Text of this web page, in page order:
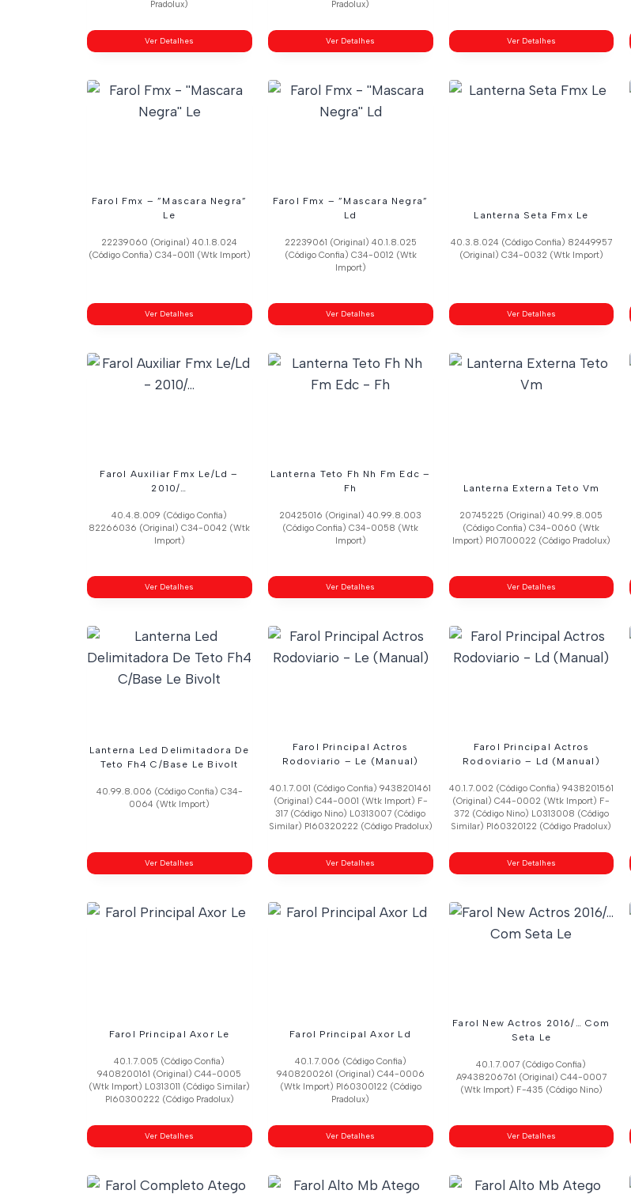
Pradolux)
Ver Detalhes
Pradolux)
Ver Detalhes Ver Detalhes
Farol Fmx – ”Mascara Negra”
Le
22239060 (Original) 40.1.8.024
(Código Confia) C34-0011 (Wtk Import)
Ver Detalhes
Farol Fmx – ”Mascara Negra”
Ld
22239061 (Original) 40.1.8.025
(Código Confia) C34-0012 (Wtk
Import)
Ver Detalhes
Lanterna Seta Fmx Le
40.3.8.024 (Código Confia) 82449957
(Original) C34-0032 (Wtk Import)
Ver Detalhes
Farol Auxiliar Fmx Le/Ld –
2010/…
40.4.8.009 (Código Confia)
82266036 (Original) C34-0042 (Wtk
Import)
Ver Detalhes
Lanterna Teto Fh Nh Fm Edc –
Fh
20425016 (Original) 40.99.8.003
(Código Confia) C34-0058 (Wtk
Import)
Ver Detalhes
Lanterna Externa Teto Vm
20745225 (Original) 40.99.8.005
(Código Confia) C34-0060 (Wtk
Import) Pl07100022 (Código Pradolux)
Ver Detalhes
Lanterna Led Delimitadora De
Teto Fh4 C/Base Le Bivolt
40.99.8.006 (Código Confia) C34-
0064 (Wtk Import)
Ver Detalhes
Farol Principal Actros
Rodoviario – Le (Manual)
40.1.7.001 (Código Confia) 9438201461
(Original) C44-0001 (Wtk Import) F-
317 (Código Nino) L0313007 (Código
Similar) Pl60320222 (Código Pradolux)
Ver Detalhes
Farol Principal Actros
Rodoviario – Ld (Manual)
40.1.7.002 (Código Confia) 9438201561
(Original) C44-0002 (Wtk Import) F-
372 (Código Nino) L0313008 (Código
Similar) Pl60320122 (Código Pradolux)
Ver Detalhes
Farol Principal Axor Le
40.1.7.005 (Código Confia)
9408200161 (Original) C44-0005
(Wtk Import) L0313011 (Código Similar)
Pl60300222 (Código Pradolux)
Ver Detalhes
Farol Principal Axor Ld
40.1.7.006 (Código Confia)
9408200261 (Original) C44-0006
(Wtk Import) Pl60300122 (Código
Pradolux)
Ver Detalhes
Farol New Actros 2016/… Com
Seta Le
40.1.7.007 (Código Confia)
A9438206761 (Original) C44-0007
(Wtk Import) F-435 (Código Nino)
Ver Detalhes